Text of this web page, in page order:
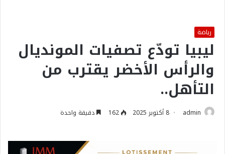
رياضة
ليبيا تودّع تصفيات المونديال
والرأس الأخضر يقترب من
التأهل..
admin 8 أكتوبر 2025 162 دقيقة واحدة